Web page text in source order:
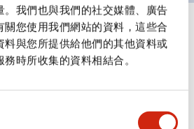
。我們也與我們的社交媒體、廣告
關您使用我們網站的資料，這些合
料與您所提供給他們的其他資料或
時所收集的資料相結合。
顯示全部